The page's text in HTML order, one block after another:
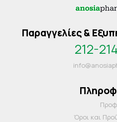
Παραγγελίες &
212-
Όροι και